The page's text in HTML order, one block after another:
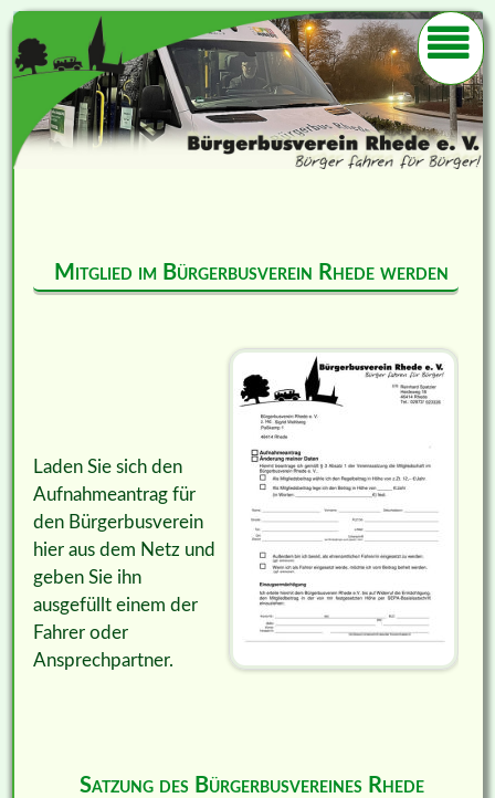
Mitglied im Bürgerbusverein Rhede werden
Laden Sie sich den
Aufnahmeantrag für
den Bürgerbusverein
hier aus dem Netz und
geben Sie ihn
ausgefüllt einem der
Fahrer oder
Ansprechpartner.
Satzung des Bürgerbusvereines Rhede